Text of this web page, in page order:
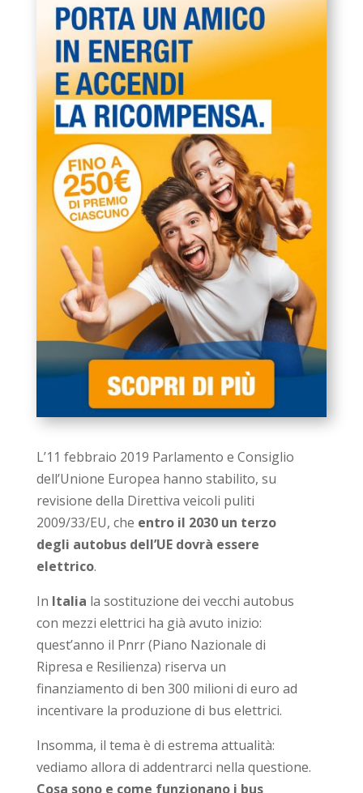
L’11 febbraio 2019 Parlamento e Consiglio
dell’Unione Europea hanno stabilito, su
revisione della Direttiva veicoli puliti
2009/33/EU, che entro il 2030 un terzo
degli autobus dell’UE dovrà essere
elettrico.
In Italia la sostituzione dei vecchi autobus
con mezzi elettrici ha già avuto inizio:
quest’anno il Pnrr (Piano Nazionale di
Ripresa e Resilienza) riserva un
finanziamento di ben 300 milioni di euro ad
incentivare la produzione di bus elettrici.
Insomma, il tema è di estrema attualità:
vediamo allora di addentrarci nella questione.
Cosa sono e come funzionano i bus